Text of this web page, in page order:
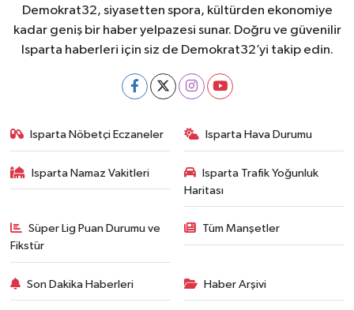
Demokrat32, siyasetten spora, kültürden ekonomiye
kadar geniş bir haber yelpazesi sunar. Doğru ve güvenilir
Isparta haberleri için siz de Demokrat32’yi takip edin.
Isparta Nöbetçi Eczaneler Isparta Hava Durumu
Isparta Namaz Vakitleri
Isparta Trafik Yoğunluk
Haritası
Süper Lig Puan Durumu ve
Fikstür
Tüm Manşetler
Son Dakika Haberleri Haber Arşivi